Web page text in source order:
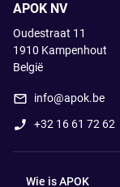
APOK NV
Oudestraat 11
1910 Kampenhout
België
info@apok.be
+32 16 61 72 62
Wie is APOK